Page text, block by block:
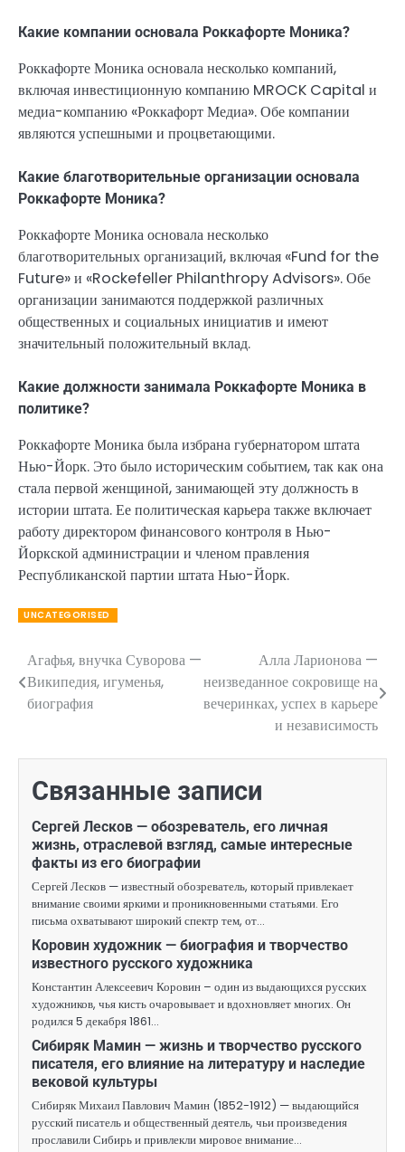
Какие компании основала Роккафорте Моника?
Роккафорте Моника основала несколько компаний,
включая инвестиционную компанию MROCK Capital и
медиа-компанию «Роккафорт Медиа». Обе компании
являются успешными и процветающими.
Какие благотворительные организации основала
Роккафорте Моника?
Роккафорте Моника основала несколько
благотворительных организаций, включая «Fund for the
Future» и «Rockefeller Philanthropy Advisors». Обе
организации занимаются поддержкой различных
общественных и социальных инициатив и имеют
значительный положительный вклад.
Какие должности занимала Роккафорте Моника в
политике?
Роккафорте Моника была избрана губернатором штата
Нью-Йорк. Это было историческим событием, так как она
стала первой женщиной, занимающей эту должность в
истории штата. Ее политическая карьера также включает
работу директором финансового контроля в Нью-
Йоркской администрации и членом правления
Республиканской партии штата Нью-Йорк.
UNCATEGORISED
Навигация
по
Агафья, внучка Суворова —
Википедия, игуменья,
биография
Алла Ларионова —
неизведанное сокровище на
вечеринках, успех в карьере
и независимость
Связанные записи
Сергей Лесков — обозреватель, его личная
жизнь, отраслевой взгляд, самые интересные
факты из его биографии
Сергей Лесков — известный обозреватель, который привлекает
внимание своими яркими и проникновенными статьями. Его
письма охватывают широкий спектр тем, от…
Коровин художник — биография и творчество
известного русского художника
Константин Алексеевич Коровин – один из выдающихся русских
художников, чья кисть очаровывает и вдохновляет многих. Он
родился 5 декабря 1861…
Сибиряк Мамин — жизнь и творчество русского
писателя, его влияние на литературу и наследие
вековой культуры
Сибиряк Михаил Павлович Мамин (1852-1912) — выдающийся
русский писатель и общественный деятель, чьи произведения
прославили Сибирь и привлекли мировое внимание…